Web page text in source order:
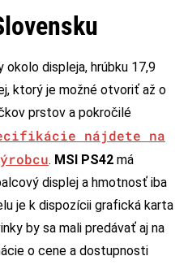
displeja, hrúbku 17,9
ktorý je možné otvoriť až o
prstov a pokročilé
nájdete na
. MSI PS42 má
displej a hmotnosť iba
je k dispozícii grafická karta
by sa mali predávať aj na
o cene a dostupnosti